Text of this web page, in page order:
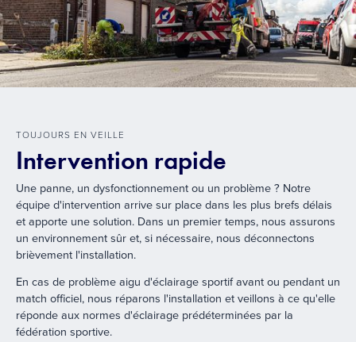
TOUJOURS EN VEILLE
Intervention rapide
Une panne, un dysfonctionnement ou un problème ? Notre
équipe d'intervention arrive sur place dans les plus brefs délais
et apporte une solution. Dans un premier temps, nous assurons
un environnement sûr et, si nécessaire, nous déconnectons
brièvement l'installation.
En cas de problème aigu d'éclairage sportif avant ou pendant un
match officiel, nous réparons l'installation et veillons à ce qu'elle
réponde aux normes d'éclairage prédéterminées par la
fédération sportive.